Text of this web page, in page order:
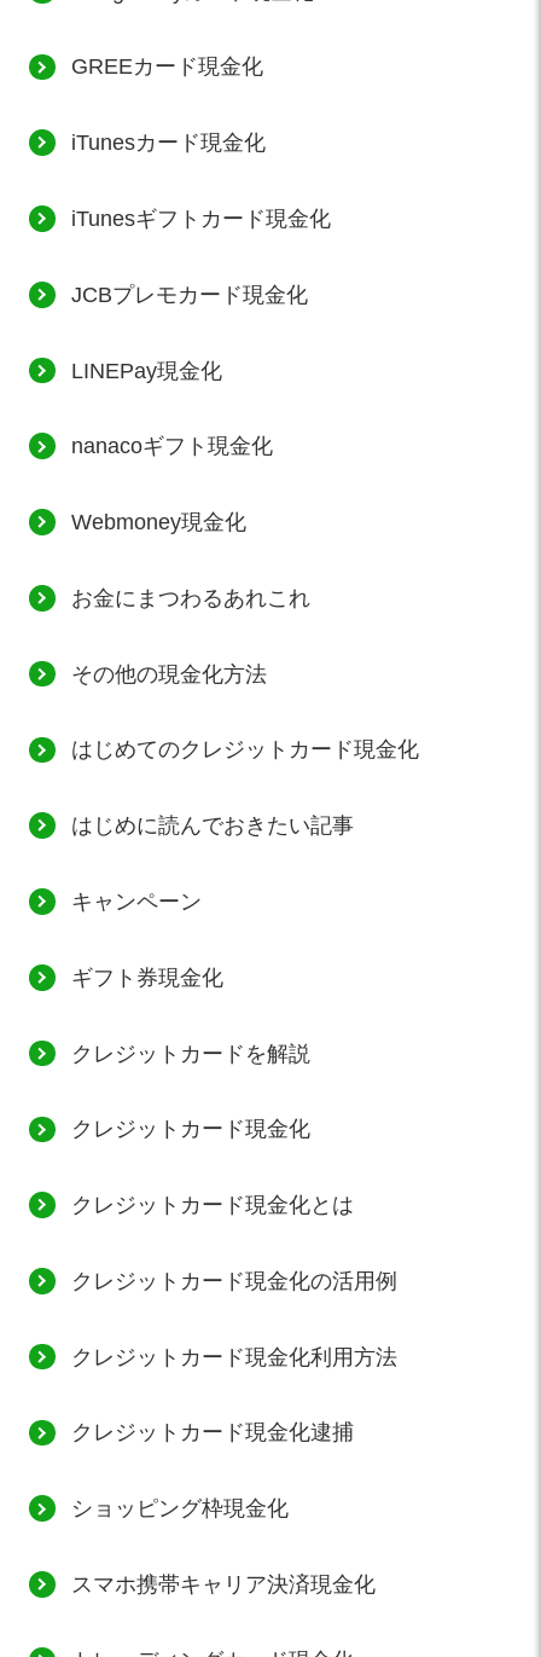
GREEカード現金化
iTunesカード現金化
iTunesギフトカード現金化
JCBプレモカード現金化
LINEPay現金化
nanacoギフト現金化
Webmoney現金化
お金にまつわるあれこれ
その他の現金化方法
はじめてのクレジットカード現金化
はじめに読んでおきたい記事
キャンペーン
ギフト券現金化
クレジットカードを解説
クレジットカード現金化
クレジットカード現金化とは
クレジットカード現金化の活用例
クレジットカード現金化利用方法
クレジットカード現金化逮捕
ショッピング枠現金化
スマホ携帯キャリア決済現金化